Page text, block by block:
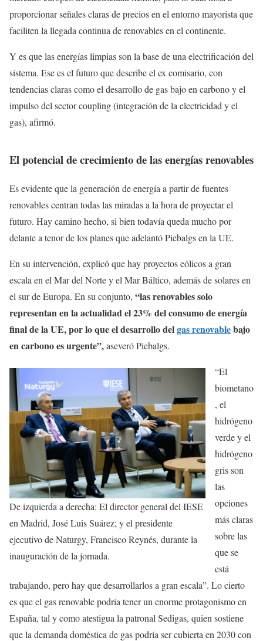
proporcionar señales claras de precios en el entorno mayorista que
faciliten la llegada continua de renovables en el continente.
Y es que las energías limpias son la base de una electrificación del
sistema. Ese es el futuro que describe el ex comisario, con
tendencias claras como el desarrollo de gas bajo en carbono y el
impulso del sector coupling (integración de la electricidad y el
gas), afirmó.
El potencial de crecimiento de las energías renovables
Es evidente que la generación de energía a partir de fuentes
renovables centran todas las miradas a la hora de proyectar el
futuro. Hay camino hecho, si bien todavía queda mucho por
delante a tenor de los planes que adelantó Piebalgs en la UE.
En su intervención, explicó que hay proyectos eólicos a gran
escala en el Mar del Norte y el Mar Báltico, además de solares en
el sur de Europa. En su conjunto, “las renovables solo
representan en la actualidad el 23% del consumo de energía
final de la UE, por lo que el desarrollo delgas renovablebajo
en carbono es urgente”,aseveró Piebalgs.
De izquierda a derecha: El director general del IESE
en Madrid, José Luis Suárez; y el presidente
ejecutivo de Naturgy, Francisco Reynés, durante la
inauguración de la jornada.
“El
biometano
, el
hidrógeno
verde y el
hidrógeno
gris son
las
opciones
más claras
sobre las
que se
está
trabajando, pero hay que desarrollarlos a gran escala”. Lo cierto
es que el gas renovable podría tener un enorme protagonismo en
España, tal y como atestigua la patronal Sedigas, quien sostiene
que la demanda doméstica de gas podría ser cubierta en 2030 con